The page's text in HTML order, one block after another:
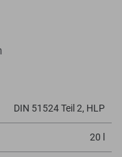
DIN 51524 Teil 2, HLP
20 l